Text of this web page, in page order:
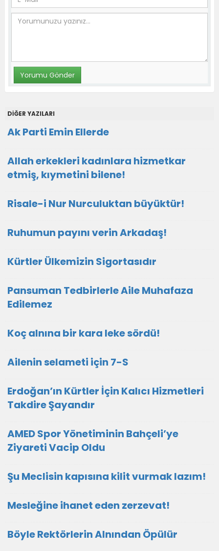
DİĞER YAZILARI
Ak Parti Emin Ellerde
Allah erkekleri kadınlara hizmetkar
etmiş, kıymetini bilene!
Risale-i Nur Nurculuktan büyüktür!
Ruhumun payını verin Arkadaş!
Kürtler Ülkemizin Sigortasıdır
Pansuman Tedbirlerle Aile Muhafaza
Edilemez
Koç alnına bir kara leke sördü!
Ailenin selameti için 7-S
Erdoğan’ın Kürtler İçin Kalıcı Hizmetleri
Takdire Şayandır
AMED Spor Yönetiminin Bahçeli’ye
Ziyareti Vacip Oldu
Şu Meclisin kapısına kilit vurmak lazım!
Mesleğine ihanet eden zerzevat!
Böyle Rektörlerin Alnından Öpülür